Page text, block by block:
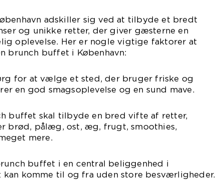
adskiller sig ved at tilbyde et bredt
og unikke retter, der giver gæsterne en
oplevelse. Her er nogle vigtige faktorer at
brunch buffet i København:
for at vælge et sted, der bruger friske og
en god smagsoplevelse og en sund mave.
buffet skal tilbyde en bred vifte af retter,
brød, pålæg, ost, æg, frugt, smoothies,
mere.
buffet i en central beliggenhed i
kan komme til og fra uden store besværligheder.